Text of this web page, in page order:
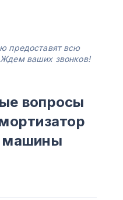
предоставят всю
ваших звонков!
вопросы
машины